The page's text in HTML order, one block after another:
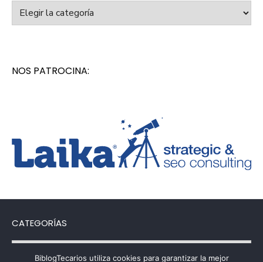
Categorías
NOS PATROCINA:
CATEGORÍAS
Categorías
BiblogTecarios utiliza cookies para garantizar la mejor